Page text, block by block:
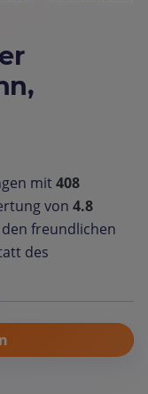
mit408
von 4.8
freundlichen
des